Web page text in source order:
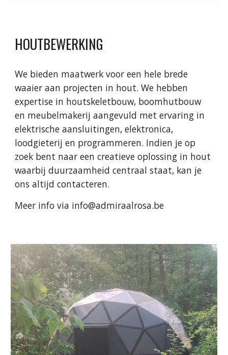
HOUTBEWERKING
We bieden maatwerk voor een hele brede
waaier aan projecten in hout. We hebben
expertise in houtskeletbouw, boomhutbouw
en meubelmakerij aangevuld met ervaring in
elektrische aansluitingen, elektronica,
loodgieterij en programmeren. Indien je op
zoek bent naar een creatieve oplossing in hout
waarbij duurzaamheid centraal staat, kan je
ons altijd contacteren.
Meer info via info@admiraalrosa.be